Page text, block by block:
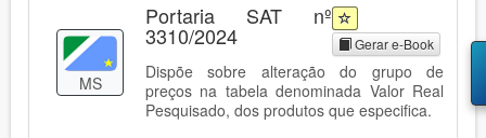
MS
Portaria SAT nº
3310/2024 Gerar e-Book
Dispõe sobre alteração do grupo de
preços na tabela denominada Valor Real
Pesquisado, dos produtos que especifica.